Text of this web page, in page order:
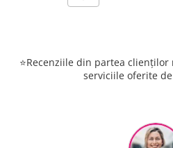
⭐Recenziile din partea
serviciile oferite de